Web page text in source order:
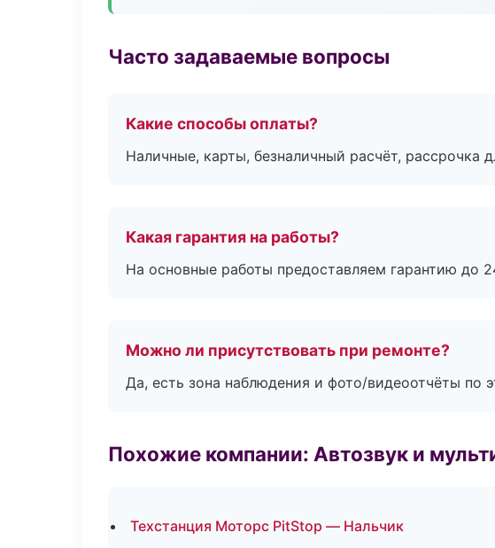
Часто задаваемые вопросы
Какие способы оплаты?
Наличные, карты, безналичный расчёт, рассрочка
Какая гарантия на работы?
На основные работы предоставляем гарантию до
Можно ли присутствовать при ремонте?
Да, есть зона наблюдения и фото/видеоотчёты по
Похожие компании: Автозвук и
Техстанция Моторс PitStop — Нальчик